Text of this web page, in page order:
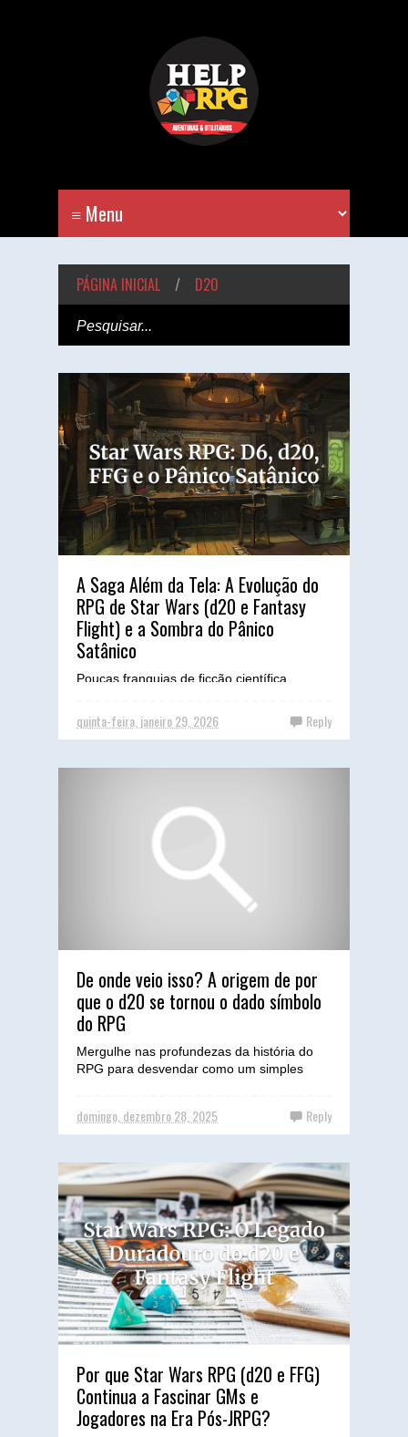
PÁGINA INICIAL / D20
A Saga Além da Tela: A Evolução do
RPG de Star Wars (d20 e Fantasy
Flight) e a Sombra do Pânico
Satânico
Poucas franquias de ficção científica
Wars, e sua tradução para o RPG de mesa
é uma jornada tão épi...
quinta-feira, janeiro 29, 2026 Reply
De onde veio isso? A origem de por
que o d20 se tornou o dado símbolo
do RPG
Mergulhe nas profundezas da história do
RPG para desvendar como um simples
domingo, dezembro 28, 2025 Reply
Por que Star Wars RPG (d20 e FFG)
Continua a Fascinar GMs e
Jogadores na Era Pós-JRPG?